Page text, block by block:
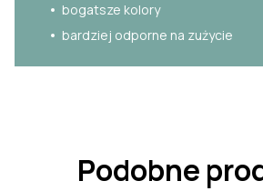
bogatsze kolory
bardziej odporne na zużycie
Podobne